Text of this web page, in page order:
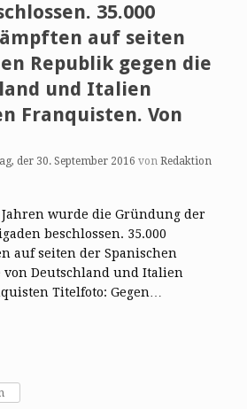
35.000
auf seiten
Republik gegen die
und Italien
Franquisten. Von
der 30. September 2016 von Redaktion
Jahren wurde die Gründung der
beschlossen. 35.000
auf seiten der Spanischen
von Deutschland und Italien
Titelfoto: Gegen…